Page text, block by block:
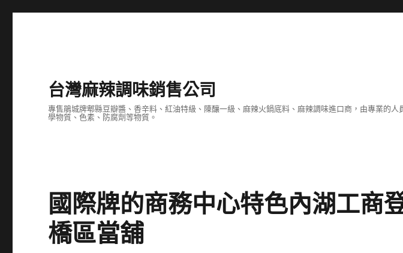
台灣麻辣調味銷售公司
專售鵑城牌郫縣豆瓣醬、香辛料、紅油特級、陳釀一級、麻辣火鍋底料、麻辣調味進口商，由專業的
學物質、色素、防腐劑等物質。
國際牌的商務中心特色內湖工商
橋區當舖